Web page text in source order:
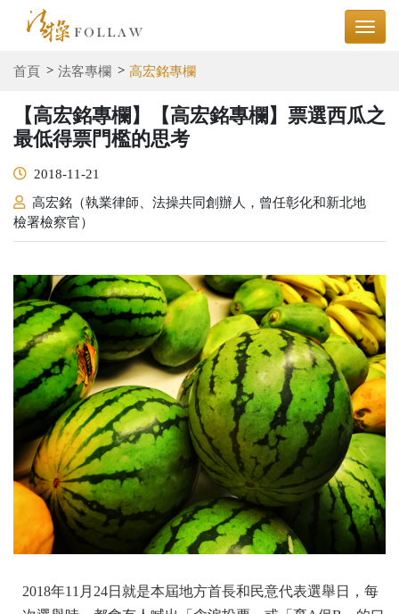
首頁 法客專欄 高宏銘專欄
【高宏銘專欄】【高宏銘專欄】票選西瓜之
最低得票門檻的思考
2018-11-21
高宏銘（執業律師、法操共同創辦人，曾任彰化和新北地
檢署檢察官）
2018年11月24日就是本屆地方首長和民意代表選舉日，每